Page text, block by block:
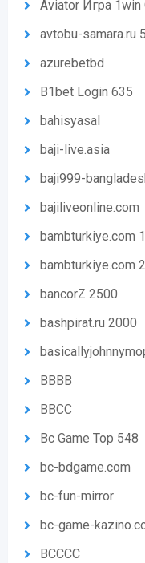
Aviator Игра
avtobu-samara.ru
azurebetbd
B1bet Login 635
bahisyasal
baji-live.asia
baji999-
bajiliveonline.com
bambturkiye.com 1
bambturkiye.com 2
bancorZ 2500
bashpirat.ru 2000
BBBB
BBCC
Bc Game Top 548
bc-bdgame.com
bc-fun-mirror
bc-game-
BCCCC